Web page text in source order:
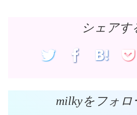
シェアす
milkyをフォロ